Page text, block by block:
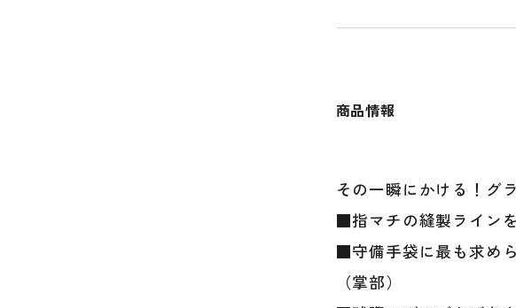
商品情報
その一瞬にかける！グ
■指マチの縫製ライン
■守備手袋に最も求め
（掌部）